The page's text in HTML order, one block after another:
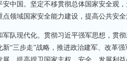
国。坚定不移贯彻总体国家安全观，
领域国家安全能力建设，提高公共安全
现代化。贯彻习近平强军思想，贯
“三步走”战略，推进政治建军、改革